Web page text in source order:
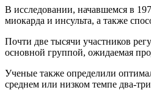
В исследовании, начавшемся в
миокарда и инсульта, а также
Почти две тысячи участников
основной группой, ожидаемая
Ученые также определили
среднем или низком темпе два-